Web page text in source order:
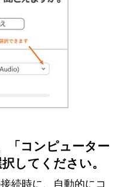
「コンピューター
してください。
続時に、自動的にコ